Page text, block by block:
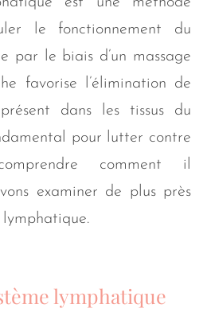
le fonctionnement du
par le biais d’un massage
favorise l’élimination de
dans les tissus du
pour lutter contre
comment il
examiner de plus près
lymphatique.
lymphatique